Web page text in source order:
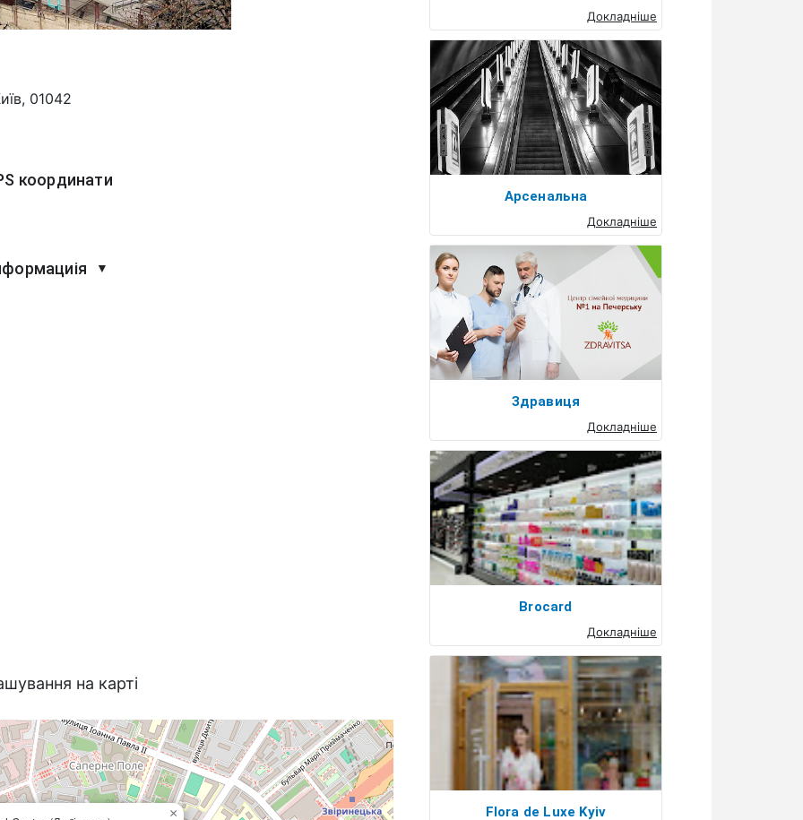
01042
координати
▼
на карті
×
Докладніше
Арсенальна
Докладніше
Здравиця
Докладніше
Brocard
Докладніше
Flora de Luxe Kyiv